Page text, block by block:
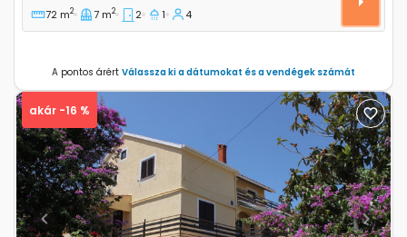
72 m2 7 m2 2 1 4
A pontos árért Válassza ki a dátumokat és a vendégek számát
Previous Next
akár -16 %